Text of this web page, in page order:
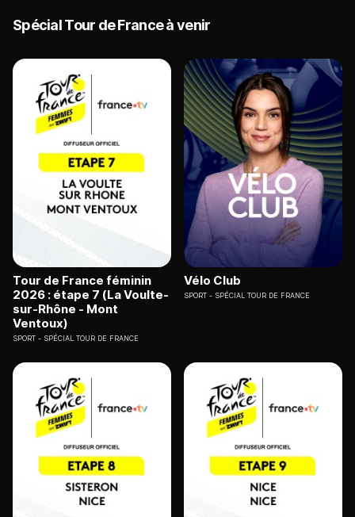
Spécial Tour de France à venir
Tour de France féminin
2026 : étape 7 (La Voulte-
sur-Rhône - Mont
Ventoux)
SPORT SPÉCIAL TOUR DE FRANCE
Vélo Club
SPORT SPÉCIAL TOUR DE FRANCE